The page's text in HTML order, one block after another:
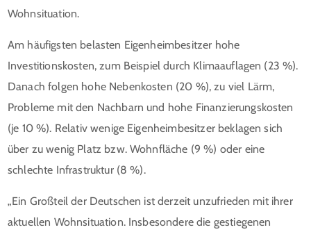
Wohnsituation.
Am häufigsten belasten Eigenheimbesitzer hohe
Investitionskosten, zum Beispiel durch Klimaauflagen (23 %).
Danach folgen hohe Nebenkosten (20 %), zu viel Lärm,
Probleme mit den Nachbarn und hohe Finanzierungskosten
(je 10 %). Relativ wenige Eigenheimbesitzer beklagen sich
über zu wenig Platz bzw. Wohnfläche (9 %) oder eine
schlechte Infrastruktur (8 %).
„Ein Großteil der Deutschen ist derzeit unzufrieden mit ihrer
aktuellen Wohnsituation. Insbesondere die gestiegenen